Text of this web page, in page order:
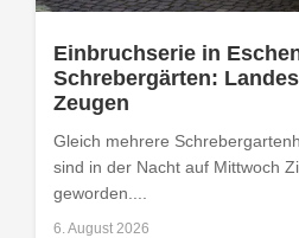
Einbruchserie in
Schrebergärten:
Zeugen
Gleich mehrere
sind in der Nacht auf Mittwoch
geworden....
6. August 2026